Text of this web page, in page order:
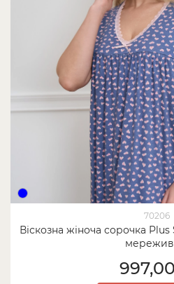
70206
Віскозна жіноча сорочка